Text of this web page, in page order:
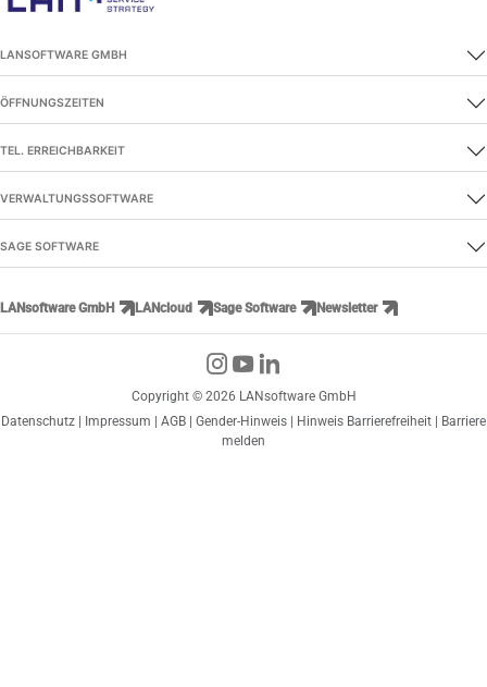
LANSOFTWARE GMBH
ÖFFNUNGSZEITEN
TEL. ERREICHBARKEIT
VERWALTUNGSSOFTWARE
SAGE SOFTWARE
LANsoftware GmbH LANcloud Sage Software Newsletter
Copyright © 2026 LANsoftware GmbH
Datenschutz | Impressum | AGB | Gender-Hinweis | Hinweis Barrierefreiheit | Barriere
melden